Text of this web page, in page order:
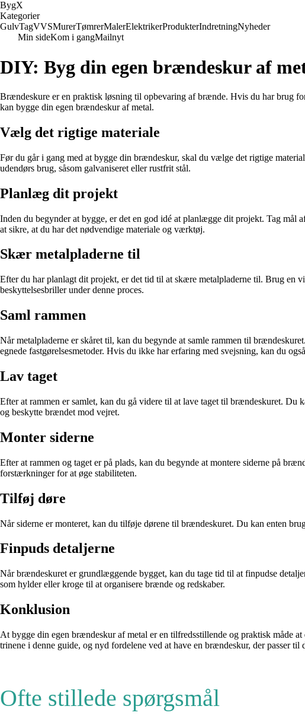
BygX
Kategorier
GulvTagVVSMurerTømrerMalerElektrikerProdukterIndretningNyheder
Min sideKom i gangMailnyt
DIY: Byg din egen brændeskur af
Brændeskure er en praktisk løsning til opbevaring af brænde. Hvis du har brug
kan bygge din egen brændeskur af metal.
Vælg det rigtige materiale
Før du går i gang med at bygge din brændeskur, skal du vælge det rigtige
udendørs brug, såsom galvaniseret eller rustfrit stål.
Planlæg dit projekt
Inden du begynder at bygge, er det en god idé at planlægge dit projekt. Tag
at sikre, at du har det nødvendige materiale og værktøj.
Skær metalpladerne til
Efter du har planlagt dit projekt, er det tid til at skære metalpladerne til. Brug en
beskyttelsesbriller under denne proces.
Saml rammen
Når metalpladerne er skåret til, kan du begynde at samle rammen til
egnede fastgørelsesmetoder. Hvis du ikke har erfaring med svejsning, kan du
Lav taget
Efter at rammen er samlet, kan du gå videre til at lave taget til brændeskuret.
og beskytte brændet mod vejret.
Monter siderne
Efter at rammen og taget er på plads, kan du begynde at montere siderne på
forstærkninger for at øge stabiliteten.
Tilføj døre
Når siderne er monteret, kan du tilføje dørene til brændeskuret. Du kan enten
Finpuds detaljerne
Når brændeskuret er grundlæggende bygget, kan du tage tid til at finpudse
som hylder eller kroge til at organisere brænde og redskaber.
Konklusion
At bygge din egen brændeskur af metal er en tilfredsstillende og praktisk måde
trinene i denne guide, og nyd fordelene ved at have en brændeskur, der passer til
Ofte stillede spørgsmål